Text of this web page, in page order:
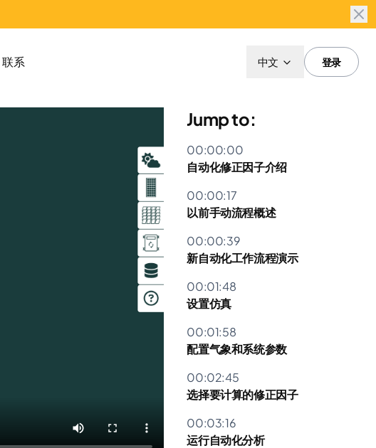
联系 中文 登录
Jump to:
00:00:00
自动化修正因子介绍
00:00:17
以前手动流程概述
00:00:39
新自动化工作流程演示
00:01:48
设置仿真
00:01:58
配置气象和系统参数
00:02:45
选择要计算的修正因子
00:03:16
运行自动化分析